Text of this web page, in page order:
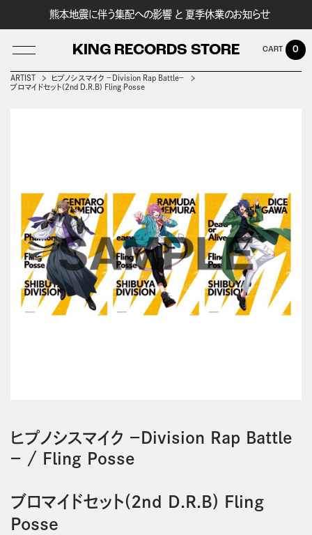
熊本地震に伴う集配への影響 と 夏季休業のお知らせ
KING RECORDS STORE 0
ARTIST
ヒプノシスマイク －Division Rap Battle－
ブロマイドセット(2nd D.R.B) Fling Posse
ヒプノシスマイク －Division Rap Battle
－ / Fling Posse
ブロマイドセット(2nd D.R.B) Fling
Posse